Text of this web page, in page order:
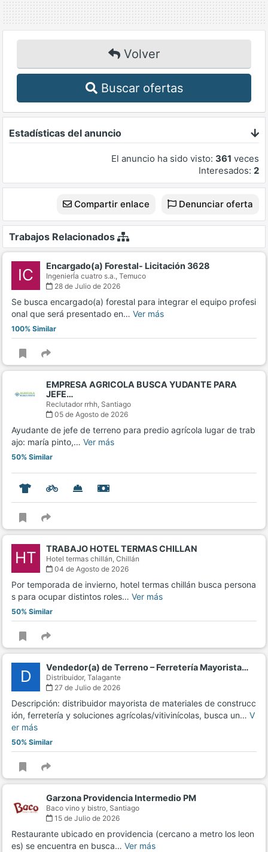
Volver
Buscar ofertas
Estadísticas del anuncio
El anuncio ha sido visto: 361 veces
Interesados: 2
Compartir enlace Denunciar oferta
Trabajos Relacionados
IC Encargado(a) Forestal- Licitación 3628
IngenierÍa cuatro s.a., Temuco
28 de Julio de 2026
Se busca encargado(a) forestal para integrar el equipo profesi
onal que será presentado en… Ver más
100% Similar
EMPRESA AGRICOLA BUSCA YUDANTE PARA
JEFE…
Reclutador rrhh, Santiago
05 de Agosto de 2026
Ayudante de jefe de terreno para predio agrícola lugar de trab
ajo: maría pinto,… Ver más
50% Similar
HT TRABAJO HOTEL TERMAS CHILLAN
Hotel termas chillán, Chillán
04 de Agosto de 2026
Por temporada de invierno, hotel termas chillán busca persona
s para ocupar distintos roles… Ver más
50% Similar
D Vendedor(a) de Terreno – Ferretería Mayorista…
Distribuidor, Talagante
27 de Julio de 2026
Descripción: distribuidor mayorista de materiales de construcc
ión, ferretería y soluciones agrícolas/vitivinícolas, busca un… V
er más
50% Similar
Garzona Providencia Intermedio PM
Baco vino y bistro, Santiago
15 de Julio de 2026
Restaurante ubicado en providencia (cercano a metro los leon
es) se encuentra en busca… Ver más